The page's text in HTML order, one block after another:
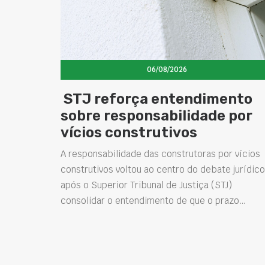
06/08/2026
STJ reforça entendimento
sobre responsabilidade por
vícios construtivos
A responsabilidade das construtoras por vícios
construtivos voltou ao centro do debate jurídico
após o Superior Tribunal de Justiça (STJ)
consolidar o entendimento de que o prazo…